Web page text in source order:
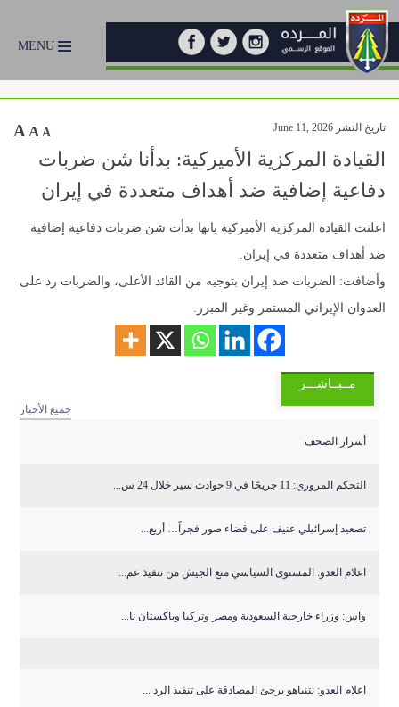
MENU
تاريخ النشر June 11, 2026 A A A
‏القيادة المركزية الأميركية: بدأنا شن ضربات
دفاعية إضافية ضد أهداف متعددة في إيران
اعلنت ‏القيادة المركزية الأميركية بانها بدأت شن ضربات دفاعية إضافية
ضد أهداف متعددة في إيران.
وأضافت: الضربات ضد إيران بتوجيه من القائد الأعلى، والضربات رد على
العدوان الإيراني المستمر وغير المبرر.
مــبــاشـــر
جميع الأخبار
أسرار الصحف
التحكم المروري: 11 جريحًا في 9 حوادث سير خلال 24 س...
تصعيد إسرائيلي عنيف على قضاء صور فجراً… أربع...
اعلام العدو: المستوى السياسي منع الجيش من تنفيذ عم...
واس: وزراء خارجية السعودية ومصر وتركيا وباكستان نا...
اعلام العدو: نتنياهو يرجئ المصادقة على تنفيذ الرد ...